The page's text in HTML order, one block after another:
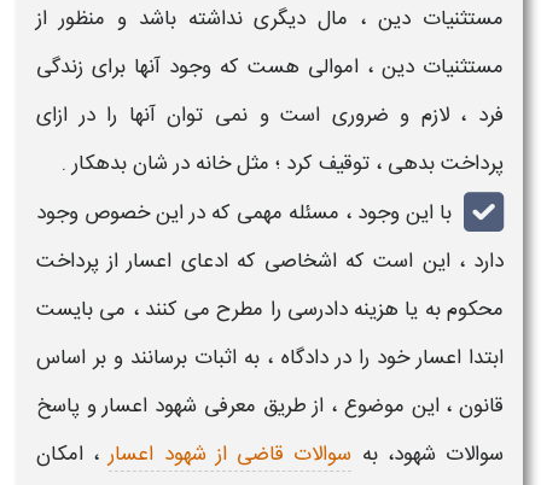
مستثنیات دین ، مال دیگری نداشته باشد و منظور از
مستثنیات دین ، اموالی هست که وجود آنها برای زندگی
فرد ، لازم و ضروری است و نمی توان آنها را در ازای
پرداخت بدهی ، توقیف کرد ؛ مثل خانه در شان بدهکار .
با این وجود ، مسئله مهمی که در این خصوص وجود
دارد ، این است که اشخاصی که ادعای اعسار از پرداخت
محکوم به یا هزینه دادرسی را مطرح می کنند ، می بایست
ابتدااعسارخود را در دادگاه ، به اثبات برسانند و بر اساس
قانون ، این موضوع ، از طریق معرفی شهود اعسار و پاسخ
سوالات شهود، به سوالات قاضی از شهود اعسار، امکان